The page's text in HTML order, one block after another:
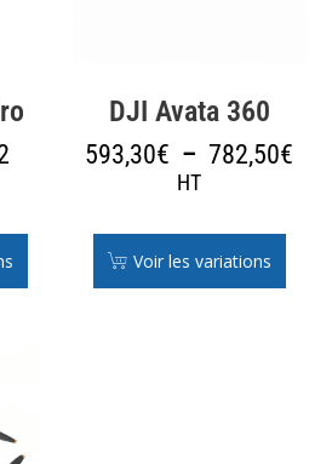
DJI Avata 360
593,30€ – 782,50€
HT
Voir les variations